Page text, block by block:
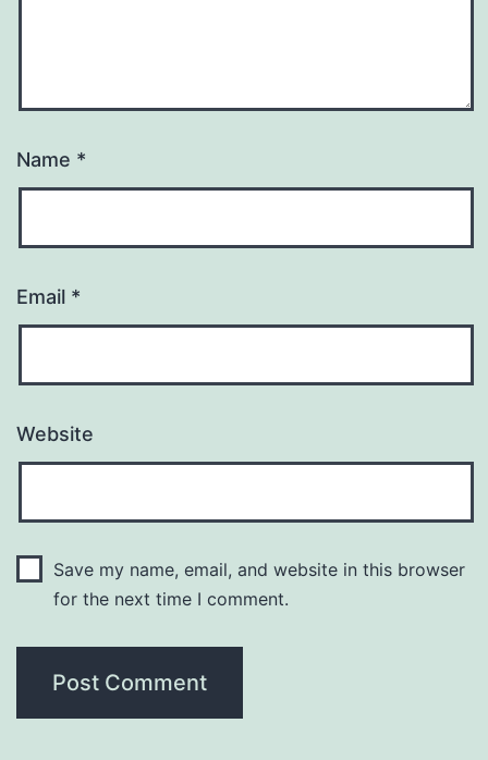
Name *
Email *
Website
Save my name, email, and website in this browser
for the next time I comment.